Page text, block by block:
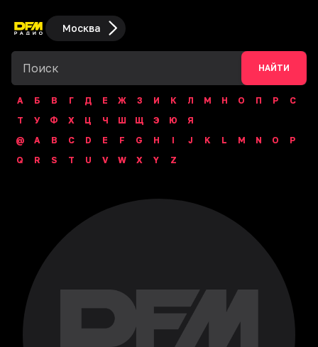
Москва
НАЙТИ
А Б В Г Д Е Ж З И К Л М Н О П Р
С
Т
У Ф Х Ц Ч Ш Щ Э Ю
Я
@
A B C D E F G H I J K L M N O
P
Q
R S T U V W X Y Z